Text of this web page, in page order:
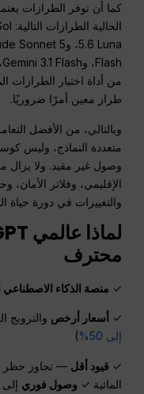
من أداة اختيار الطرازات
طراز معين أمرًا ضروريًا.
متعددة النماذج، وليس
وصول غير مقيد. ولا يزال
الإقليمي، وفلاتر الأمان،
والتغييرات في دورة حياة
لماذا عالمي
محترف
✓ منصة الذكاء الاصطناعي
✓ أسعار أرخص والترويج
إلى 50%
)
✓ قيود أقل — تجاوز حظر
المائية ✓ وصول فوري